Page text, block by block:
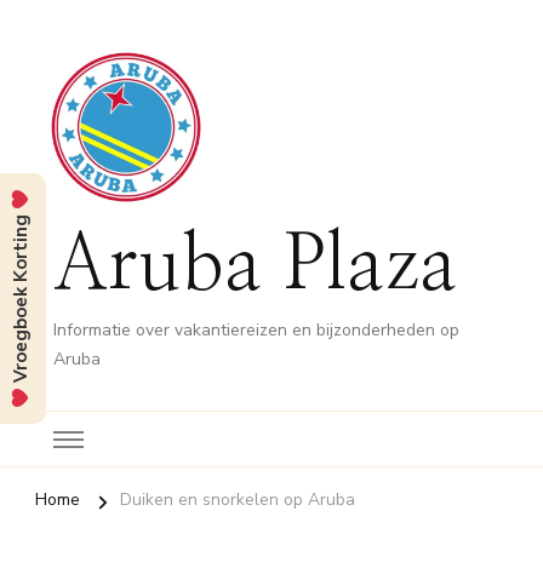
Aruba Plaza
Informatie over vakantiereizen en bijzonderheden op
Aruba
Home Duiken en snorkelen op Aruba
Vroegboek Korting